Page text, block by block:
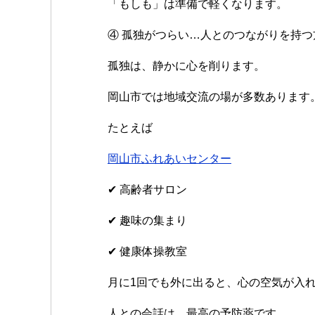
「もしも」は準備で軽くなります。
④ 孤独がつらい…人とのつながりを持つ
孤独は、静かに心を削ります。
岡山市では地域交流の場が多数あります。
たとえば
岡山市ふれあいセンター
✔ 高齢者サロン
✔ 趣味の集まり
✔ 健康体操教室
月に1回でも外に出ると、心の空気が入